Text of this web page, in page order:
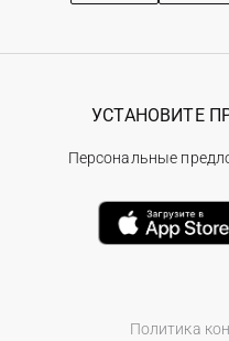
Политика
УСТАНОВИТЕ
Персональные